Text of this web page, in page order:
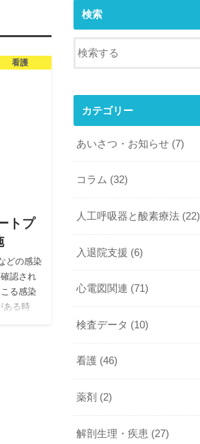
看護
トプ
どの感染
認され
る感染
ある時
検索
カテゴリー
あいさつ・お知らせ (7)
コラム (32)
人工呼吸器と酸素療法 (22)
入退院支援 (6)
心電図関連 (71)
検査データ (10)
看護 (46)
薬剤 (2)
解剖生理・疾患 (27)